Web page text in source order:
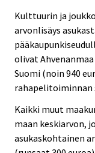
Kulttuurin ja
arvonlisäys
olivat Ahvenanmaa
Suomi (noin 940
rahapelitoiminnan
Kaikki muut
maan keskiarvon,
asukaskohtainen